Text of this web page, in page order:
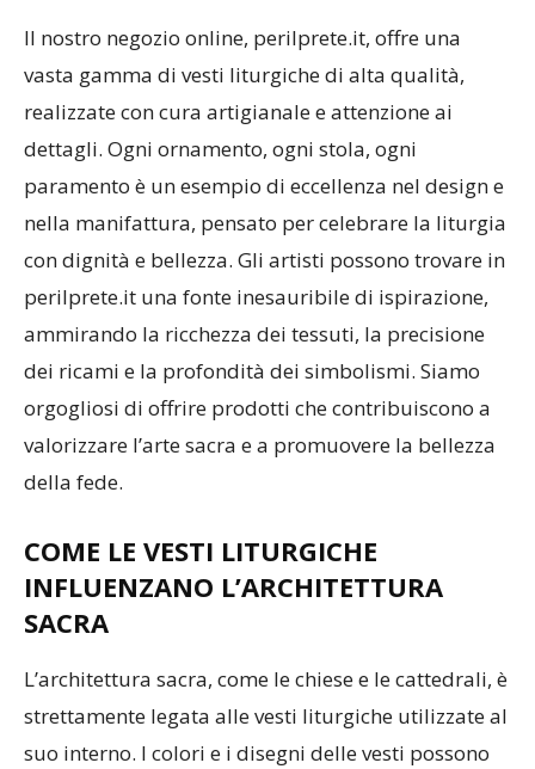
Il nostro negozio online, perilprete.it, offre una
vasta gamma di vesti liturgiche di alta qualità,
realizzate con cura artigianale e attenzione ai
dettagli. Ogni ornamento, ogni stola, ogni
paramento è un esempio di eccellenza nel design e
nella manifattura, pensato per celebrare la liturgia
con dignità e bellezza. Gli artisti possono trovare in
perilprete.it una fonte inesauribile di ispirazione,
ammirando la ricchezza dei tessuti, la precisione
dei ricami e la profondità dei simbolismi. Siamo
orgogliosi di offrire prodotti che contribuiscono a
valorizzare l’arte sacra e a promuovere la bellezza
della fede.
COME LE VESTI LITURGICHE
INFLUENZANO L’ARCHITETTURA
SACRA
L’architettura sacra, come le chiese e le cattedrali, è
strettamente legata alle vesti liturgiche utilizzate al
suo interno. I colori e i disegni delle vesti possono